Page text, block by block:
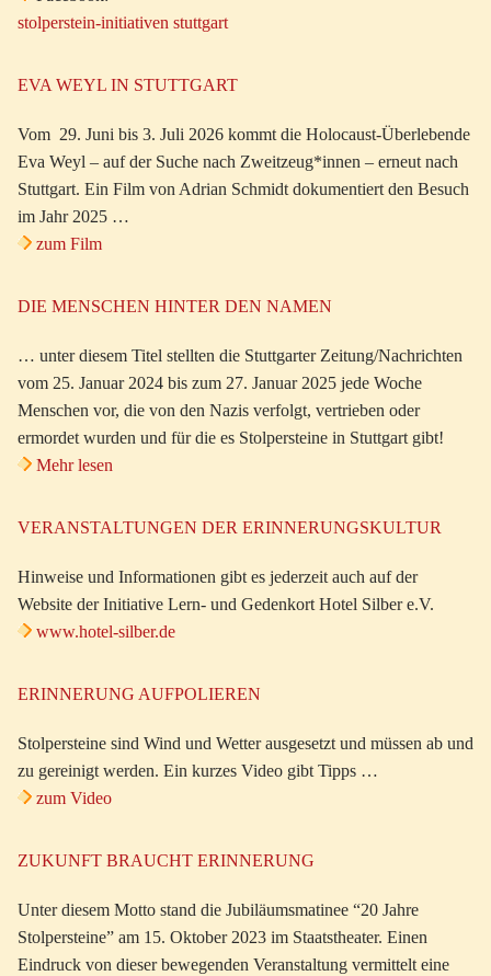
stolperstein-initiativen stuttgart
EVA WEYL IN STUTTGART
Vom 29. Juni bis 3. Juli 2026 kommt die Holocaust-Überlebende
Eva Weyl – auf der Suche nach Zweitzeug*innen – erneut nach
Stuttgart. Ein Film von Adrian Schmidt dokumentiert den Besuch
im Jahr 2025 …
zum Film
DIE MENSCHEN HINTER DEN NAMEN
… unter diesem Titel stellten die Stuttgarter Zeitung/Nachrichten
vom 25. Januar 2024 bis zum 27. Januar 2025 jede Woche
Menschen vor, die von den Nazis verfolgt, vertrieben oder
ermordet wurden und für die es Stolpersteine in Stuttgart gibt!
Mehr lesen
VERANSTALTUNGEN DER ERINNERUNGSKULTUR
Hinweise und Informationen gibt es jederzeit auch auf der
Website der Initiative Lern- und Gedenkort Hotel Silber e.V.
www.hotel-silber.de
ERINNERUNG AUFPOLIEREN
Stolpersteine sind Wind und Wetter ausgesetzt und müssen ab und
zu gereinigt werden. Ein kurzes Video gibt Tipps …
zum Video
ZUKUNFT BRAUCHT ERINNERUNG
Unter diesem Motto stand die Jubiläumsmatinee “20 Jahre
Stolpersteine” am 15. Oktober 2023 im Staatstheater. Einen
Eindruck von dieser bewegenden Veranstaltung vermittelt eine